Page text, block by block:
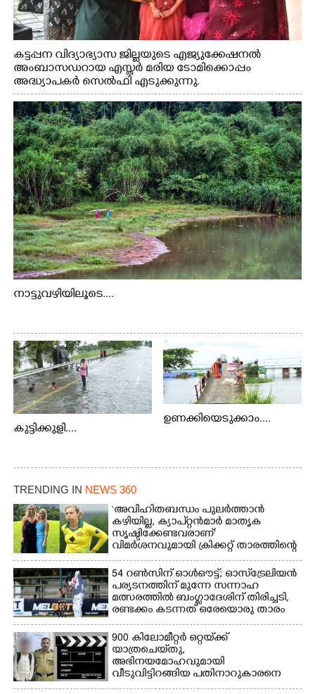
കട്ടപ്പന വിദ്യാഭ്യാസ ജില്ലയുടെ എജ്യുക്കേഷനൽ
അംബാസഡറായ എസ്തർ മരിയ ടോമിക്കൊപ്പം
അദ്ധ്യാപകർ സെൽഫി എടുക്കുന്നു.
നാട്ടുവഴിയിലൂടെ....
കുട്ടിക്കുളി....
ഉണക്കിയെടുക്കാം....
TRENDING IN NEWS 360
‘അവിഹിതബന്ധം പുലർത്താൻ
കഴിയില്ല,​ ക്യാപ്റ്റൻമാർ മാതൃക
സൃഷ്ടിക്കേണ്ടവരാണ്'
വിമർശനവുമായി ക്രിക്കറ്റ് താരത്തിന്റെ
ഭാര്യ
54 റൺസിന് ഓൾഔട്ട്; ഓസ്‌ട്രേലിയൻ
പര്യടനത്തിന് മുന്നേ സന്നാഹ
മത്സരത്തിൽ ബംഗ്ലാദേശിന് തിരിച്ചടി,
രണ്ടക്കം കടന്നത് ഒരേയൊരു താരം
900 കിലോമീറ്റർ ഒറ്റയ്‌ക്ക്
യാത്രചെ‌യ്‌തു,​
അഭിനയമോഹവുമായി
വീടുവിട്ടിറങ്ങിയ പതിനാറുകാരനെ
കണ്ടെത്തിയത് ഫിലിം സിറ്റിയിൽ